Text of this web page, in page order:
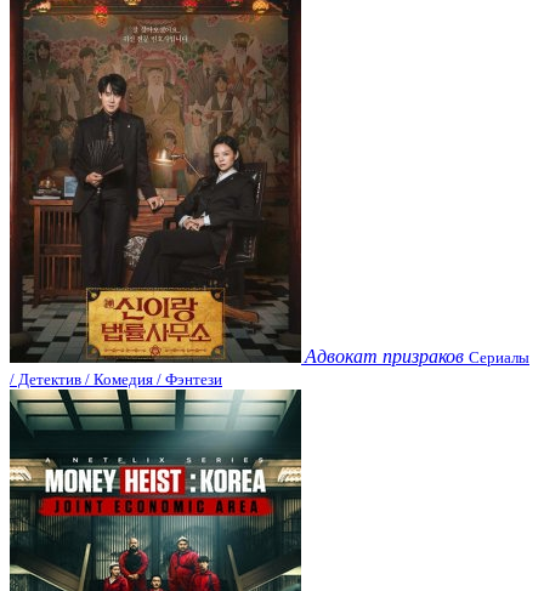
Адвокат призраков Сериалы
/ Детектив / Комедия / Фэнтези